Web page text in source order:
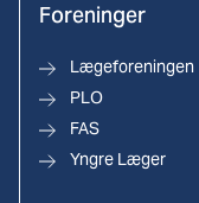
Foreninger
Lægeforeningen
PLO
FAS
Yngre Læger